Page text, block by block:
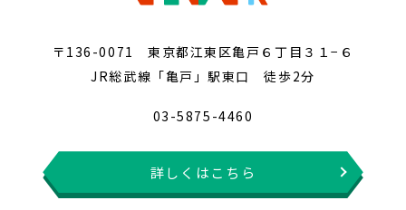
〒136-0071 東京都江東区亀戸６丁目３１−６
JR総武線「亀戸」駅東口 徒歩2分
03-5875-4460
詳しくはこちら